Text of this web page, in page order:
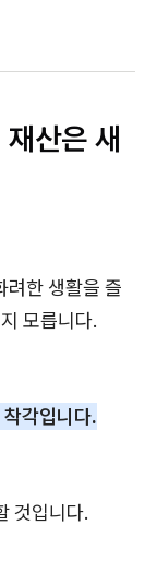
산은 새
려한 생활을 즐
모릅니다.
각입니다.
것입니다.